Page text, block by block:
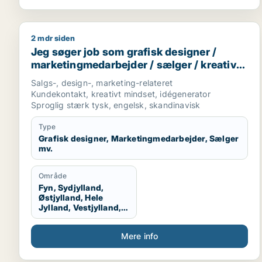
Jeg søger job som grafisk designer /
2 mdr siden
Jeg søger job som grafisk designer /
marketingmedarbejder / sælger / kreativ
medarbejder / produktspecialist
Salgs-, design-, marketing-relateret
Kundekontakt, kreativt mindset, idégenerator
Sproglig stærk tysk, engelsk, skandinavisk
Type
Grafisk designer, Marketingmedarbejder, Sælger
mv.
Område
Fyn, Sydjylland,
Østjylland, Hele
Jylland, Vestjylland,
Midtjylland
Mere info